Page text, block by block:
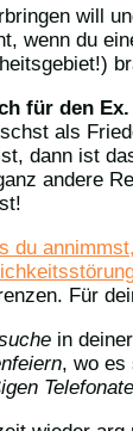
will
wenn du
für den Ex.
als
dann ist
andere
du
Für
in
, wo es
Telefonate